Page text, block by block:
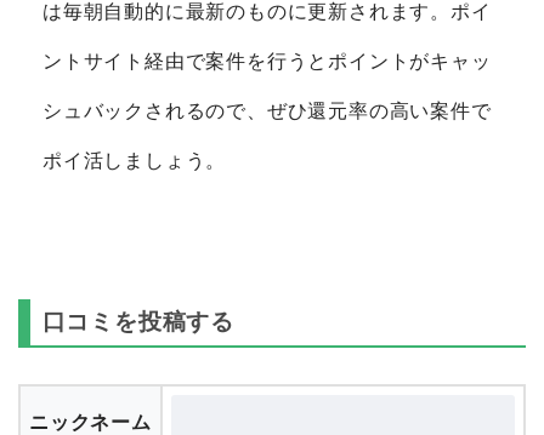
は毎朝自動的に最新のものに更新されます。ポイ
ントサイト経由で案件を行うとポイントがキャッ
シュバックされるので、ぜひ還元率の高い案件で
ポイ活しましょう。
口コミを投稿する
ニックネーム